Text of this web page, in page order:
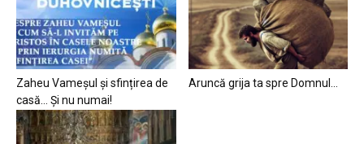
Zaheu Vameșul și sfințirea de
casă… Și nu numai!
Aruncă grija ta spre Domnul…